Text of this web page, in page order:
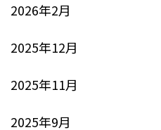
2026年2月
2025年12月
2025年11月
2025年9月